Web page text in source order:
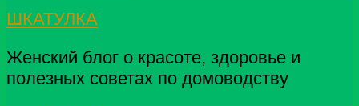
ШКАТУЛКА
Женский блог о красоте, здоровье и
полезных советах по домоводству